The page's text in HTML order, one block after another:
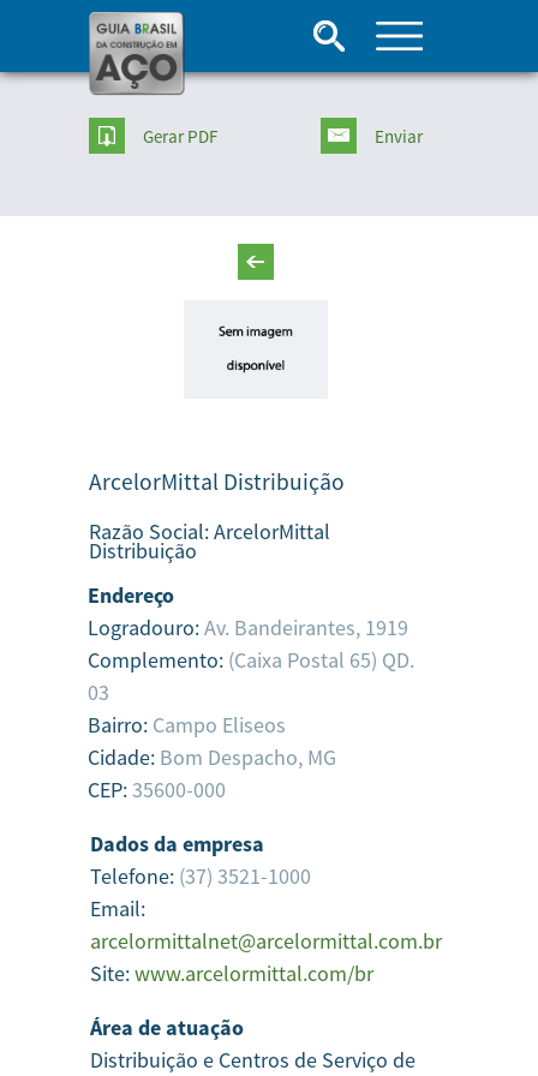
Gerar PDF Enviar
ArcelorMittal Distribuição
Razão Social:ArcelorMittal
Distribuição
Endereço
Logradouro:Av. Bandeirantes, 1919
Complemento: (Caixa Postal 65) QD.
03
Bairro: Campo Eliseos
Cidade: Bom Despacho, MG
CEP:35600-000
Dados da empresa
Telefone: (37) 3521-1000
Email:
arcelormittalnet@arcelormittal.com.br
Site:www.arcelormittal.com/br
Área de atuação
Distribuição e Centros de Serviço de